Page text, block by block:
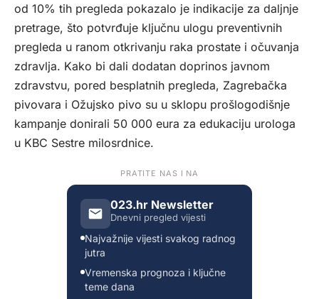
od 10% tih pregleda pokazalo je indikacije za daljnje
pretrage, što potvrđuje ključnu ulogu preventivnih
pregleda u ranom otkrivanju raka prostate i očuvanja
zdravlja. Kako bi dali dodatan doprinos javnom
zdravstvu, pored besplatnih pregleda, Zagrebačka
pivovara i Ožujsko pivo su u sklopu prošlogodišnje
kampanje donirali 50 000 eura za edukaciju urologa
u KBC Sestre milosrdnice.
PRATITE NAS I NA
023.hr Newsletter
Dnevni pregled vijesti
Najvažnije vijesti svakog radnog
jutra
Vremenska prognoza i ključne
teme dana